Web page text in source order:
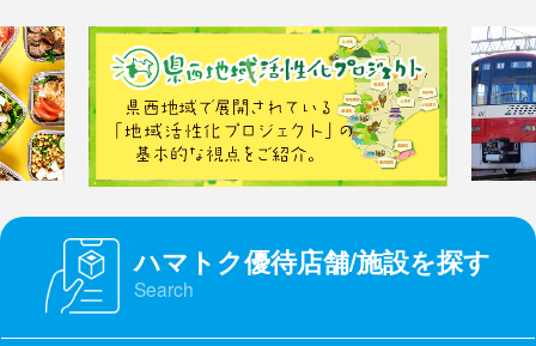
ハマトク優待店舗/施設を探す
Search